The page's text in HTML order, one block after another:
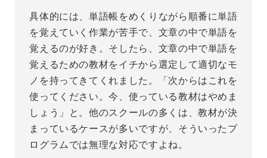
具体的には、単語帳をめくりながら順番に単語
を覚えていく作業が苦手で、文章の中で単語を
覚えるのが好き。そしたら、文章の中で単語を
覚えるための教材をイチから選定して適切なモ
ノを持ってきてくれました。「次からはこれを
使ってください。今、使っている教材はやめま
しょう」と。他のスクールの多くは、教材が決
まっているケースが多いですが、そういったプ
ログラムでは無理な対応ですよね。